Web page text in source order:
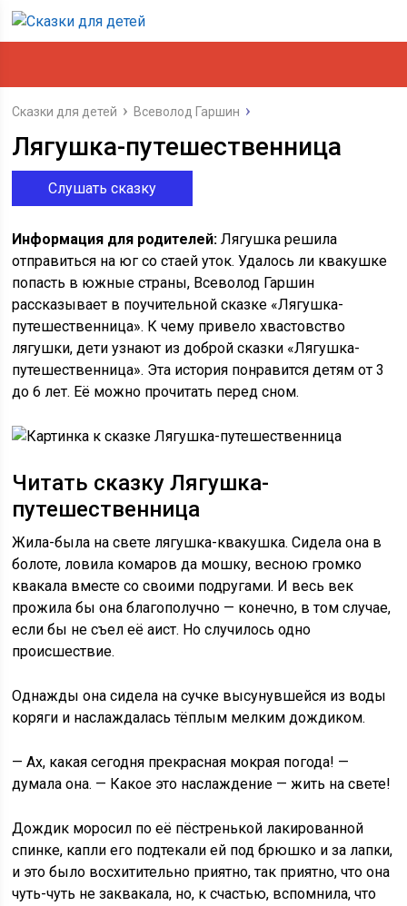
Сказки для детей Всеволод Гаршин
Лягушка-путешественница
Слушать сказку
Информация для родителей: Лягушка решила
отправиться на юг со стаей уток. Удалось ли квакушке
попасть в южные страны, Всеволод Гаршин
рассказывает в поучительной сказке «Лягушка-
путешественница». К чему привело хвастовство
лягушки, дети узнают из доброй сказки «Лягушка-
путешественница». Эта история понравится детям от 3
до 6 лет. Её можно прочитать перед сном.
Читать сказку Лягушка-
путешественница
Жила-была на свете лягушка-квакушка. Сидела она в
болоте, ловила комаров да мошку, весною громко
квакала вместе со своими подругами. И весь век
прожила бы она благополучно — конечно, в том случае,
если бы не съел её аист. Но случилось одно
происшествие.
Однажды она сидела на сучке высунувшейся из воды
коряги и наслаждалась тёплым мелким дождиком.
— Ах, какая сегодня прекрасная мокрая погода! —
думала она. — Какое это наслаждение — жить на свете!
Дождик моросил по её пёстренькой лакированной
спинке, капли его подтекали ей под брюшко и за лапки,
и это было восхитительно приятно, так приятно, что она
чуть-чуть не заквакала, но, к счастью, вспомнила, что